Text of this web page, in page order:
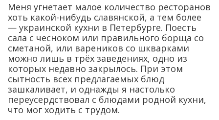
Меня угнетает малое количество ресторанов
хоть какой-нибудь славянской, а тем более
— украинской кухни в Петербурге. Поесть
сала с чесноком или правильного борща со
сметаной, или вареников со шкварками
можно лишь в трёх заведениях, одно из
которых недавно закрылось. При этом
сытность всех предлагаемых блюд
зашкаливает, и однажды я настолько
переусердствовал с блюдами родной кухни,
что мог ходить с трудом.